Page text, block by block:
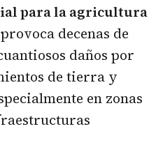
para la agricultura
decenas de
daños por
de tierra y
en zonas